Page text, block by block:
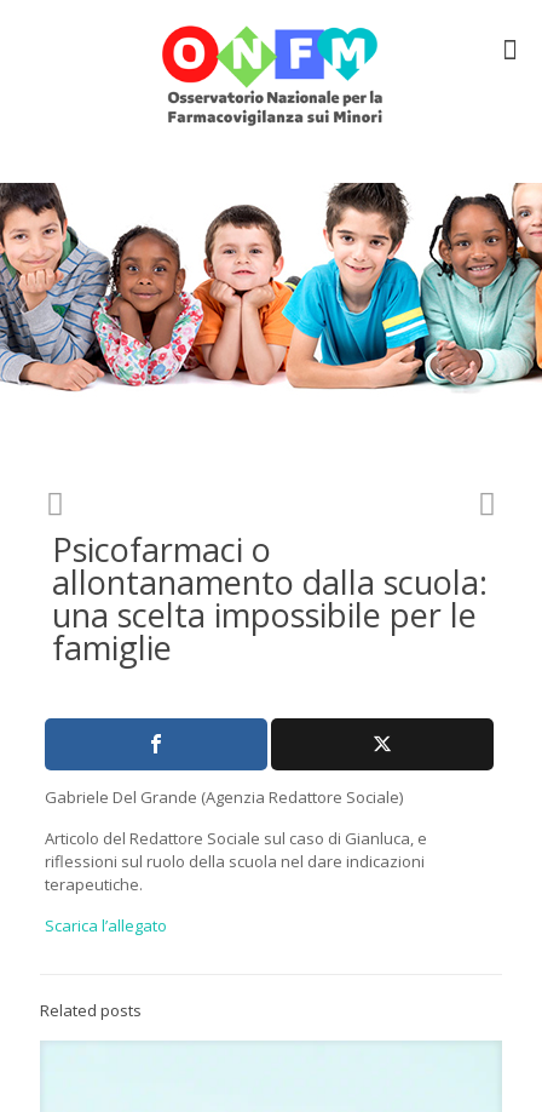
Psicofarmaci o
allontanamento dalla scuola:
una scelta impossibile per le
famiglie
Gabriele Del Grande (Agenzia Redattore Sociale)
Articolo del Redattore Sociale sul caso di Gianluca, e
riflessioni sul ruolo della scuola nel dare indicazioni
terapeutiche.
Scarica l’allegato
Related posts